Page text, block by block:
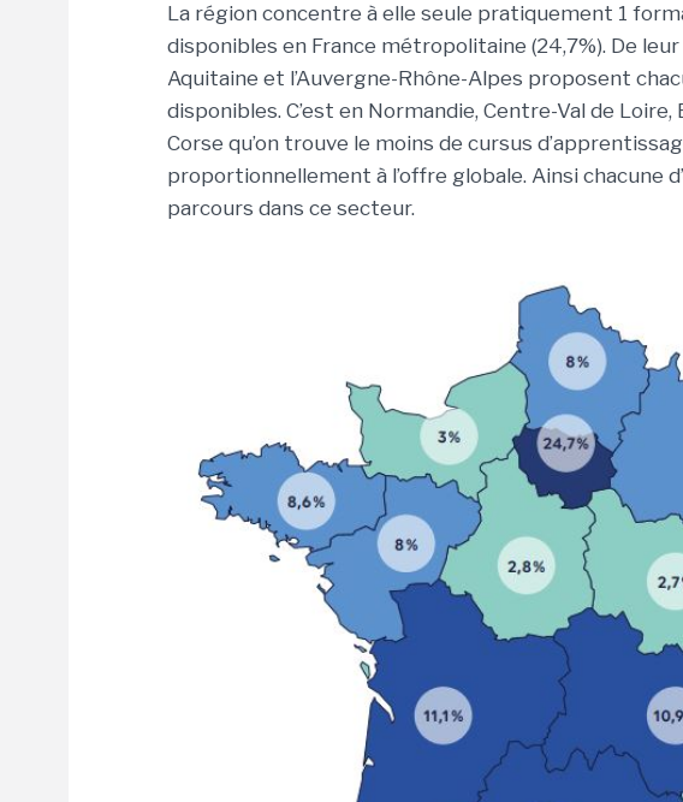
La région concentre à elle seule pratiquement 1
disponibles en France métropolitaine (24,7%). De leur
Aquitaine et l’Auvergne-Rhône-Alpes proposent
disponibles. C’est en Normandie, Centre-Val de
Corse qu’on trouve le moins de cursus
proportionnellement à l’offre globale. Ainsi chacune
parcours dans ce secteur.